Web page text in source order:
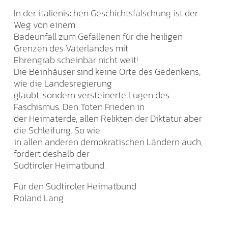
In der italienischen Geschichtsfälschung ist der
Weg von einem
Badeunfall zum Gefallenen für die heiligen
Grenzen des Vaterlandes mit
Ehrengrab scheinbar nicht weit!
Die Beinhäuser sind keine Orte des Gedenkens,
wie die Landesregierung
glaubt, sondern versteinerte Lügen des
Faschismus. Den Toten Frieden in
der Heimaterde, allen Relikten der Diktatur aber
die Schleifung. So wie
in allen anderen demokratischen Ländern auch,
fordert deshalb der
Südtiroler Heimatbund.
Für den Südtiroler Heimatbund
Roland Lang